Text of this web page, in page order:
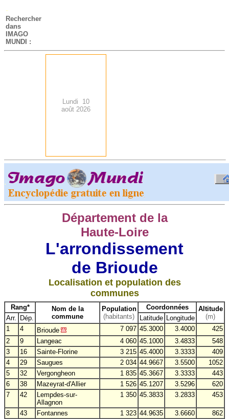
-
Rechercher
dans
IMAGO
MUNDI :
Lundi 10
août 2026
.
-
Département de la
Haute-Loire
L'arrondissement
de Brioude
Localisation et population des
communes
Rang*
Nom de la
commune
Population
(habitants)
Coordonnées
Altitude
(m)
Arr. Dép. Latitude Longitude
1
4 Brioude 7 097 45.3000 3.4000
425
2
9 Langeac 4 060 45.1000 3.4833
548
3
16 Sainte-Florine 3 215 45.4000 3.3333
409
4
29 Saugues 2 034 44.9667 3.5500
1052
5
32 Vergongheon 1 835 45.3667 3.3333
443
6
38 Mazeyrat-d'Allier 1 526 45.1207 3.5296
620
7
42
Lempdes-sur-
Allagnon
1 350 45.3833 3.2833 453
8 43 Fontannes 1 323 44.9635 3.6660
862